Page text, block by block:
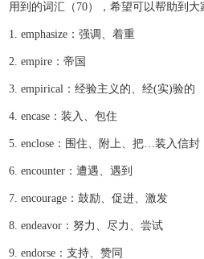
用到的词汇（70），希望可以帮助到大
1. emphasize：强调、着重
2. empire：帝国
3. empirical：经验主义的、经(实)验的
4. encase：装入、包住
5. enclose：围住、附上、把…装入信封
6. encounter：遭遇、遇到
7. encourage：鼓励、促进、激发
8. endeavor：努力、尽力、尝试
9. endorse：支持、赞同